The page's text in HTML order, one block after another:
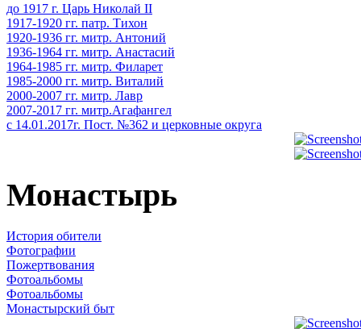
до 1917 г. Царь Николай II
1917-1920 гг. патр. Тихон
1920-1936 гг. митр. Антоний
1936-1964 гг. митр. Анастасий
1964-1985 гг. митр. Филарет
1985-2000 гг. митр. Виталий
2000-2007 гг. митр. Лавр
2007-2017 гг. митр.Агафангел
с 14.01.2017г. Пост. №362 и церковные округа
Монастырь
История обители
Фотографии
Пожертвования
Фотоальбомы
Фотоальбомы
Монастырский быт